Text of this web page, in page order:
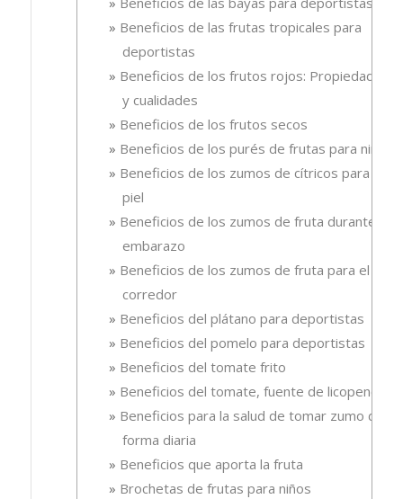
Beneficios de las frutas tropicales para
deportistas
Beneficios de los frutos rojos: Propiedades
y cualidades
Beneficios de los frutos secos
Beneficios de los purés de frutas para niños
Beneficios de los zumos de cítricos para la
piel
Beneficios de los zumos de fruta durante el
embarazo
Beneficios de los zumos de fruta para el
corredor
Beneficios del plátano para deportistas
Beneficios del pomelo para deportistas
Beneficios del tomate frito
Beneficios del tomate, fuente de licopeno
Beneficios para la salud de tomar zumo de
forma diaria
Beneficios que aporta la fruta
Brochetas de frutas para niños